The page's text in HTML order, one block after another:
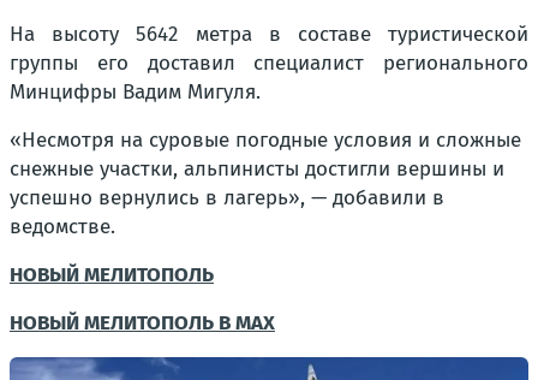
На высоту 5642 метра в составе туристической
группы его доставил специалист регионального
Минцифры Вадим Мигуля.
«Несмотря на суровые погодные условия и сложные
снежные участки, альпинисты достигли вершины и
успешно вернулись в лагерь», — добавили в
ведомстве.
НОВЫЙ МЕЛИТОПОЛЬ
НОВЫЙ МЕЛИТОПОЛЬ В MAX